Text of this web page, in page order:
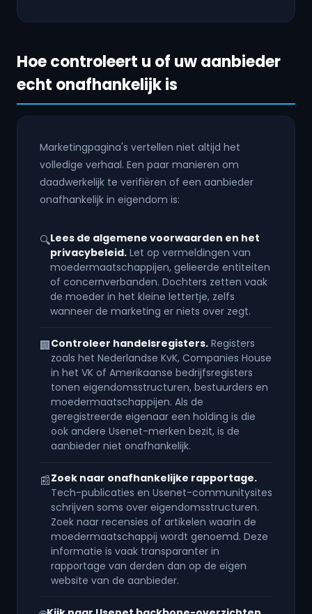
Hoe controleert u of uw aanbieder
echt onafhankelijk is
Marketingpagina's vertellen niet altijd het
volledige verhaal. Een paar manieren om
daadwerkelijk te verifiëren of een aanbieder
onafhankelijk in eigendom is:
🔍Lees de algemene voorwaarden en het
privacybeleid. Let op vermeldingen van
moedermaatschappijen, gelieerde entiteiten
of concernverbanden. Dochters zetten vaak
de moeder in het kleine lettertje, zelfs
wanneer de marketing er niets over zegt.
🏢Controleer handelsregisters. Registers
zoals het Nederlandse KvK, Companies House
in het VK of Amerikaanse bedrijfsregisters
tonen eigendomsstructuren, bestuurders en
moedermaatschappijen. Als de
geregistreerde eigenaar een holding is die
ook andere Usenet-merken bezit, is de
aanbieder niet onafhankelijk.
📰Zoek naar onafhankelijke rapportage.
Tech-publicaties en Usenet-communitysites
schrijven soms over eigendomsstructuren.
Zoek naar recensies of artikelen waarin de
moedermaatschappij wordt genoemd. Deze
informatie is vaak transparanter in
rapportage van derden dan op de eigen
website van de aanbieder.